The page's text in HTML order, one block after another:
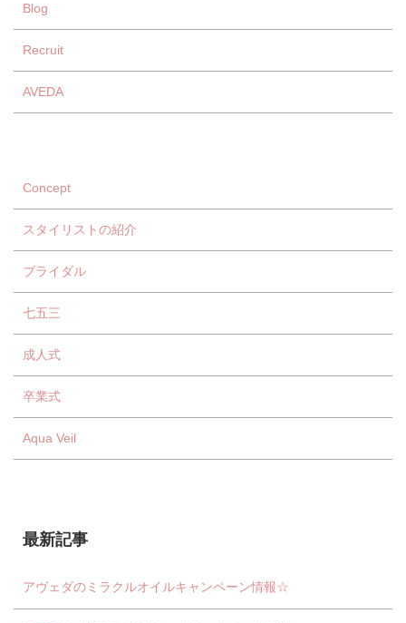
Blog
Recruit
AVEDA
Concept
スタイリストの紹介
ブライダル
七五三
成人式
卒業式
Aqua Veil
最新記事
アヴェダのミラクルオイルキャンペーン情報☆